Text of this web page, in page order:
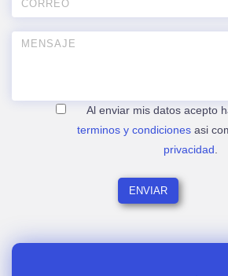
Al enviar mis datos acepto
terminos y condicionesasi
privacidad